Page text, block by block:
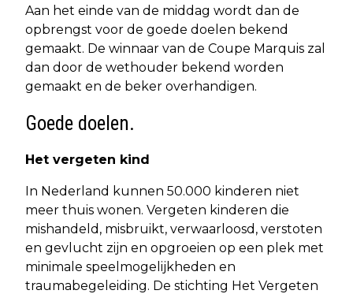
Aan het einde van de middag wordt dan de
opbrengst voor de goede doelen bekend
gemaakt. De winnaar van de Coupe Marquis zal
dan door de wethouder bekend worden
gemaakt en de beker overhandigen.
Goede doelen.
Het vergeten kind
In Nederland kunnen 50.000 kinderen niet
meer thuis wonen. Vergeten kinderen die
mishandeld, misbruikt, verwaarloosd, verstoten
en gevlucht zijn en opgroeien op een plek met
minimale speelmogelijkheden en
traumabegeleiding. De stichting Het Vergeten